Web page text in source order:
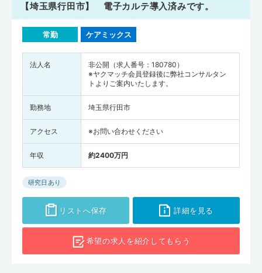
【埼玉県行田市】 電子カルテ導入済みです。
常勤 ケアミックス
法人名
非公開（求人番号：180780）
※ヤクマッチ会員登録後に弊社コンサルタン
トよりご案内いたします。
勤務地 埼玉県行田市
アクセス ※お問い合わせください
年収 約2400万円
研究日あり
リストへ保存 詳細を見る
希望の求人を紹介してもらう